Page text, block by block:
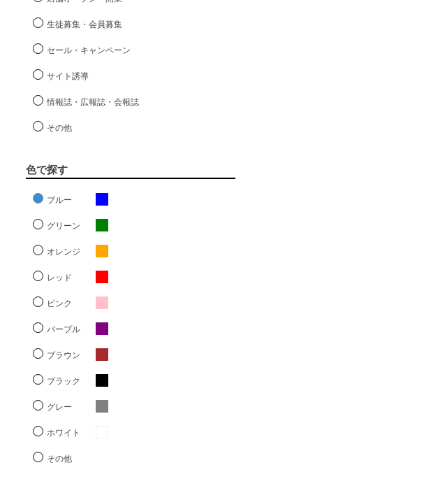
生徒募集・会員募集
セール・キャンペーン
サイト誘導
情報誌・広報誌・会報誌
その他
色で探す
ブルー
グリーン
オレンジ
レッド
ピンク
パープル
ブラウン
ブラック
グレー
ホワイト
その他